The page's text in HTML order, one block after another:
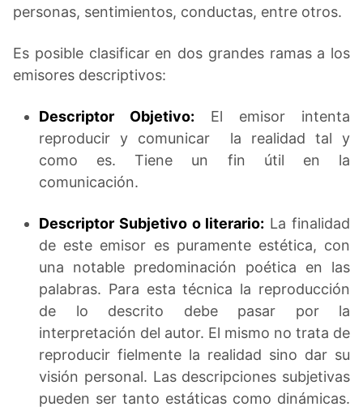
personas, sentimientos, conductas, entre otros.
Es posible clasificar en dos grandes ramas a los
emisores descriptivos:
Descriptor Objetivo: El emisor intenta
reproducir y comunicar la realidad tal y
como es. Tiene un fin útil en la
comunicación.
Descriptor Subjetivo o literario: La finalidad
de este emisor es puramente estética, con
una notable predominación poética en las
palabras. Para esta técnica la reproducción
de lo descrito debe pasar por la
interpretación del autor. El mismo no trata de
reproducir fielmente la realidad sino dar su
visión personal. Las descripciones subjetivas
pueden ser tanto estáticas como dinámicas.